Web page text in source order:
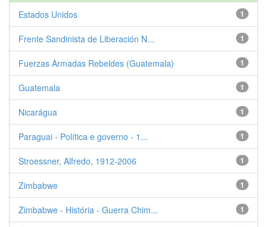
1
Estados Unidos
1
Frente Sandinista de Liberación N...
1
Fuerzas Armadas Rebeldes (Guatemala)
1
Guatemala
1
Nicarágua
1
Paraguai - Política e governo - 1...
1
Stroessner, Alfredo, 1912-2006
1
Zimbabwe
1
Zimbabwe - História - Guerra Chim...